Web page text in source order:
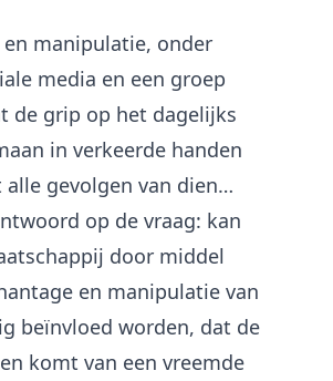
manipulatie, onder
media en een groep
de grip op het dagelijks
in verkeerde handen
gevolgen van dien…
op de vraag: kan
door middel
en manipulatie van
beïnvloed worden, dat de
komt van een vreemde